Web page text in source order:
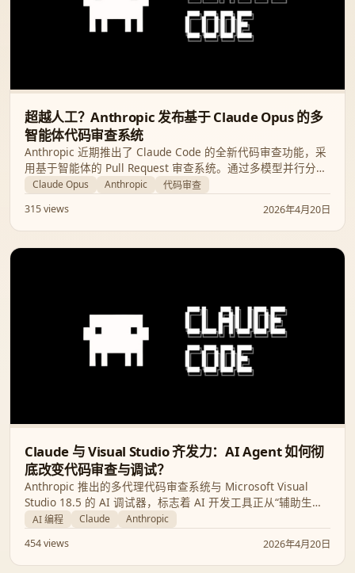
超越人工？Anthropic 发布基于 Claude Opus 的多
智能体代码审查系统
Anthropic 近期推出了 Claude Code 的全新代码审查功能，采
用基于智能体的 Pull Request 审查系统。通过多模型并行分
析，该工具能将实质性审查评论占比从 16% 提高到 54%，显
Claude Opus Anthropic
代码审查
315 views
2026年4月20日
Claude 与 Visual Studio 齐发力：AI Agent 如何彻
底改变代码审查与调试？
Anthropic 推出的多代理代码审查系统与 Microsoft Visual
Studio 18.5 的 AI 调试器，标志着 AI 开发工具正从“辅助生成”
向“自主代理”转型。本文解析这些新技术如何捕捉深层漏洞，
并探讨其对开发流程及成本的影响。
AI 编程 Claude
Anthropic
454 views
2026年4月20日